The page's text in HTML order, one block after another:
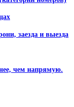
заезда и выезда
чем напрямую.